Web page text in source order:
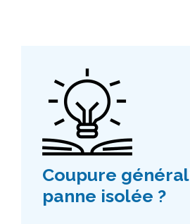
Coupure
panne isolée ?